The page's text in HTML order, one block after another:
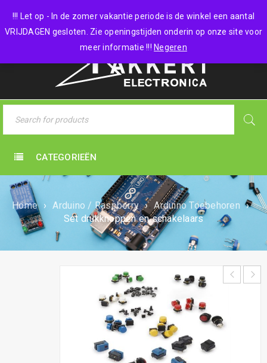
!!! Let op - In de zomer vakantie periode is de winkel een aantal
VRIJDAGEN gesloten. Zie openingstijden onderin op onze site voor
meer informatie !!! Negeren
0 items - €0,00
CATEGORIEËN
Home › Arduino / Raspberry › Arduino Toebehoren ›
Set drukknoppen en schakelaars